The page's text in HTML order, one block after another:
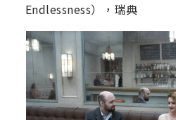
Endlessness），瑞典